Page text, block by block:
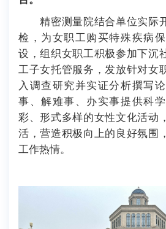
精密测量院结合单位实际
检，为女职工购买特殊疾病
设，组织女职工积极参加下沉
工子女托管服务，发放针对女
入调查研究并实证分析撰写
事、解难事、办实事提供科
彩、形式多样的女性文化活动
活，营造积极向上的良好氛围
工作热情。